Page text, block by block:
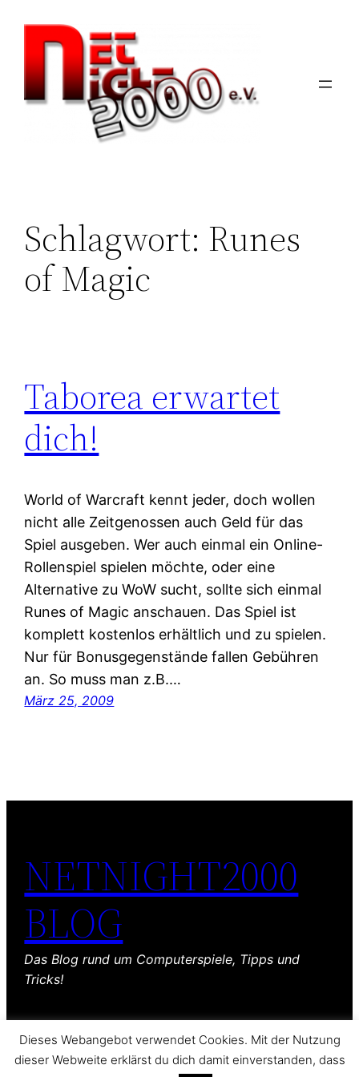
Inhalt
springen
Schlagwort: Runes
of Magic
Taborea erwartet
dich!
World of Warcraft kennt jeder, doch wollen
nicht alle Zeitgenossen auch Geld für das
Spiel ausgeben. Wer auch einmal ein Online-
Rollenspiel spielen möchte, oder eine
Alternative zu WoW sucht, sollte sich einmal
Runes of Magic anschauen. Das Spiel ist
komplett kostenlos erhältlich und zu spielen.
Nur für Bonusgegenstände fallen Gebühren
an. So muss man z.B.…
März 25, 2009
NETNIGHT2000
BLOG
Das Blog rund um Computerspiele, Tipps und
Tricks!
Dieses Webangebot verwendet Cookies. Mit der Nutzung
dieser Webweite erklärst du dich damit einverstanden, dass